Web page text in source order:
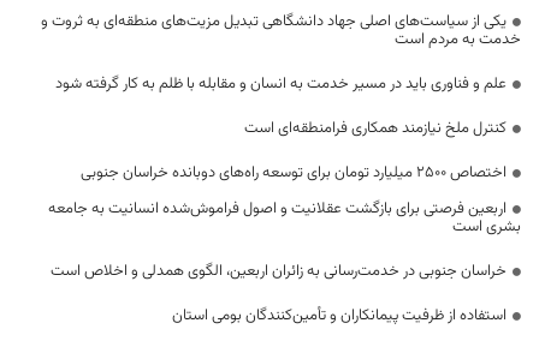
یکی از سیاست‌های اصلی جهاد دانشگاهی تبدیل مزیت‌های منطقه‌ای به ثروت و
خدمت به مردم است
علم و فناوری باید در مسیر خدمت به انسان و مقابله با ظلم به کار گرفته شود
کنترل ملخ نیازمند همکاری فرامنطقه‌ای است
اختصاص 2500 میلیارد تومان برای توسعه راه‌های دوبانده خراسان جنوبی
اربعین فرصتی برای بازگشت عقلانیت و اصول فراموش‌شده انسانیت به جامعه
بشری است
خراسان جنوبی در خدمت‌رسانی به زائران اربعین، الگوی همدلی و اخلاص است
استفاده از ظرفیت پیمانکاران و تأمین‌کنندگان بومی استان